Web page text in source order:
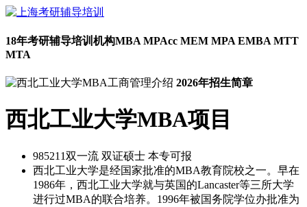
18年考研辅导培训机构MBA MPAcc MEM MPA EMBA MTT
MTA
2026年招生简章
西北工业大学MBA项目
985211双一流 双证硕士 本专可报
西北工业大学是经国家批准的MBA教育院校之一。早在
1986年，西北工业大学就与英国的Lancaster等三所大学
进行过MBA的联合培养。1996年被国务院学位办批准为